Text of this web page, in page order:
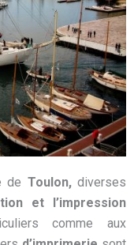
de Toulon,diverses
et l’impression
comme aux